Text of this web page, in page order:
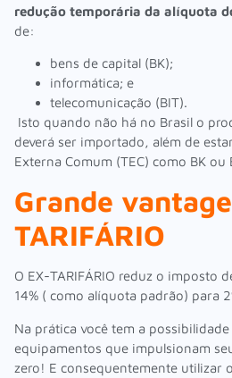
redução temporária da alíquota
de:
bens de capital (BK);
informática; e
telecomunicação (BIT).
Isto quando não há no Brasil o
deverá ser importado, além de
Externa Comum (TEC) como BK ou
Grande
TARIFÁRIO
O EX-TARIFÁRIO reduz o imposto
14% ( como alíquota padrão) para
Na prática você tem a
equipamentos que impulsionam
zero! E consequentemente utilizar